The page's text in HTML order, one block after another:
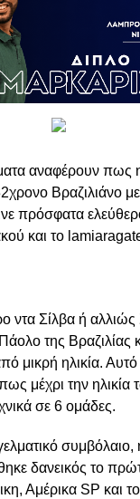
αναφέρουν πως η
Βραζιλιάνο
πρόσφατα
και το
ντα Σίλβα ή αλλιώς
της Βραζιλίας
μικρή ηλικία. Αυτό
μέχρι την ηλικία
σε 6 ομάδες.
συμβόλαιο,
δανεικός το
Αμέρικα SP και